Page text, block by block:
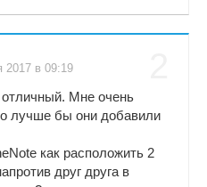
2017 в 09:19
Мне очень
лучше бы они добавили
как расположить 2
друг друга в